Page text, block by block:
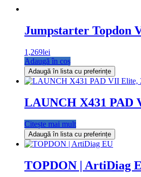
Jumpstarter Topdon
1,269lei
Adaugă în coș
Adaugă în lista cu preferințe
LAUNCH X431 PAD
Citește mai mult
Adaugă în lista cu preferințe
TOPDON | ArtiDiag